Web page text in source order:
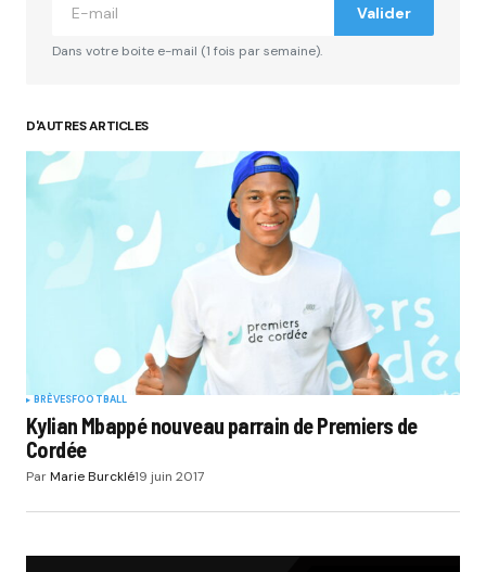
Valider
Dans votre boite e-mail (1 fois par semaine).
D'AUTRES ARTICLES
BRÈVESFOOTBALL
Kylian Mbappé nouveau parrain de Premiers de
Cordée
ParMarie Burcklé19 juin 2017